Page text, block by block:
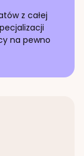
z całej
na pewno